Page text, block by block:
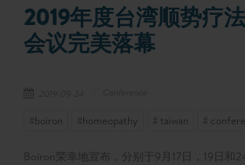
2019年度台湾顺势疗
会议完美落幕
#boiron #homeopathy # taiwan #
Boiron荣幸地宣布，分别于9月17日，19日和